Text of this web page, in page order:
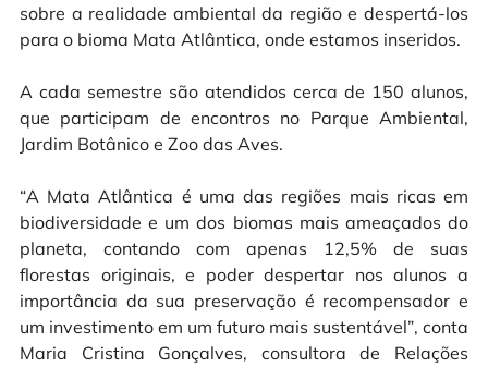
sobre a realidade ambiental da região e despertá-los
para o bioma Mata Atlântica, onde estamos inseridos.
A cada semestre são atendidos cerca de 150 alunos,
que participam de encontros no Parque Ambiental,
Jardim Botânico e Zoo das Aves.
“A Mata Atlântica é uma das regiões mais ricas em
biodiversidade e um dos biomas mais ameaçados do
planeta, contando com apenas 12,5% de suas
florestas originais, e poder despertar nos alunos a
importância da sua preservação é recompensador e
um investimento em um futuro mais sustentável”, conta
Maria Cristina Gonçalves, consultora de Relações